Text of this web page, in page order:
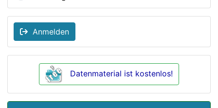
Anmelden
Datenmaterial ist kostenlos!